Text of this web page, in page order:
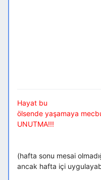
Hayat bu
ölsende yaşamaya
UNUTMA!!!
(hafta sonu mesai
ancak hafta içi